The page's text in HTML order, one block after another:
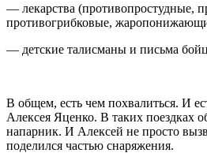
— лекарства (противопростудные,
противогрибковые,
— детские талисманы и письма
В общем, есть чем похвалиться. И
Алексея Яценко. В таких поездках
напарник. И Алексей не просто
поделился частью снаряжения.